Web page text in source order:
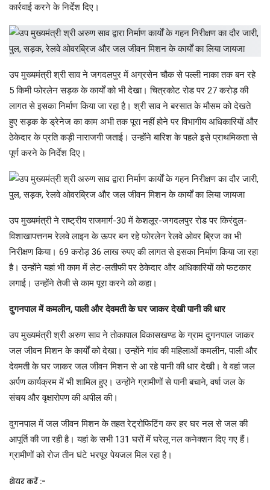
कार्रवाई करने के निर्देश दिए।
उप मुख्यमंत्री श्री साव ने जगदलपुर में अग्रसेन चौक से पल्ली नाका तक बन रहे
5 किमी फोरलेन सड़क के कार्यों को भी देखा। चित्रकोट रोड पर 27 करोड़ की
लागत से इसका निर्माण किया जा रहा है। श्री साव ने बरसात के मौसम को देखते
हुए सड़क के ड्रेनेज का काम अभी तक पूरा नहीं होने पर विभागीय अधिकारियों और
ठेकेदार के प्रति कड़ी नाराजगी जताई। उन्होंने बारिश के पहले इसे प्राथमिकता से
पूर्ण करने के निर्देश दिए।
उप मुख्यमंत्री ने राष्ट्रीय राजमार्ग-30 में केशलूर-जगदलपुर रोड पर किरंदुल-
विशाखापत्तनम रेलवे लाइन के ऊपर बन रहे फोरलेन रेलवे ओवर ब्रिज का भी
निरीक्षण किया। 69 करोड़ 36 लाख रुपए की लागत से इसका निर्माण किया जा रहा
है। उन्होंने यहां भी काम में लेट-लतीफी पर ठेकेदार और अधिकारियों को फटकार
लगाई। उन्होंने तेजी से काम पूरा करने को कहा।
दुगनपाल में कमलीन, पाली और देवमती के घर जाकर देखी पानी की धार
उप मुख्यमंत्री श्री अरुण साव ने तोकापाल विकासखण्ड के ग्राम दुगनपाल जाकर
जल जीवन मिशन के कार्यों को देखा। उन्होंने गांव की महिलाओं कमलीन, पाली और
देवमती के घर जाकर जल जीवन मिशन से आ रहे पानी की धार देखी। वे वहां जल
अर्पण कार्यक्रम में भी शामिल हुए। उन्होंने ग्रामीणों से पानी बचाने, वर्षा जल के
संचय और वृक्षारोपण की अपील की।
दुगनपाल में जल जीवन मिशन के तहत रेट्रोफिटिंग कर हर घर नल से जल की
आपूर्ति की जा रही है। यहां के सभी 131 घरों में घरेलू नल कनेक्शन दिए गए हैं।
ग्रामीणों को रोज तीन घंटे भरपूर पेयजल मिल रहा है।
शेयर करें :-